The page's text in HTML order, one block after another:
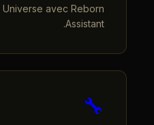
Universe avec Reborn
Assistant.
🔧